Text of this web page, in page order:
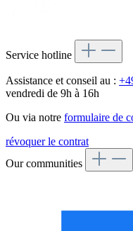
Service hotline
Assistance et conseil au :
vendredi de 9h à 16h
Ou via notre formulaire de
révoquer le contrat
Our communities